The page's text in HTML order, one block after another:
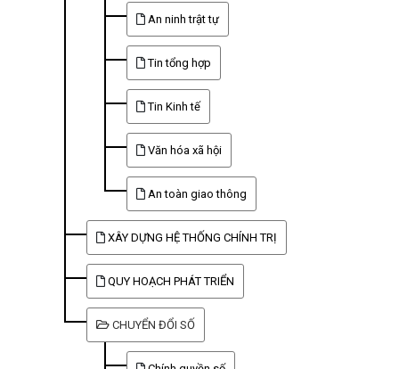
An ninh trật tự
Tin tổng hợp
Tin Kinh tế
Văn hóa xã hội
An toàn giao thông
XÂY DỰNG HỆ THỐNG CHÍNH TRỊ
QUY HOẠCH PHÁT TRIỂN
CHUYỂN ĐỔI SỐ